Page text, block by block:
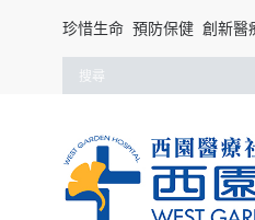
珍惜生命 預防保健 創新醫